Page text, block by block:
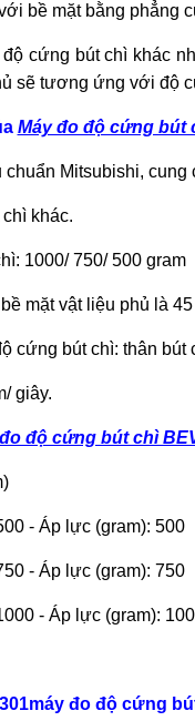
bề mặt bằng phẳng
cứng bút chì khác
sẽ tương ứng với độ
Máy đo độ cứng bút
Mitsubishi, cung
khác.
1000/ 750/ 500 gram
mặt vật liệu phủ là
cứng bút chì: thân bút
giây.
độ cứng bút chì
- Áp lực (gram): 500
- Áp lực (gram): 750
- Áp lực (gram):
đo độ cứng